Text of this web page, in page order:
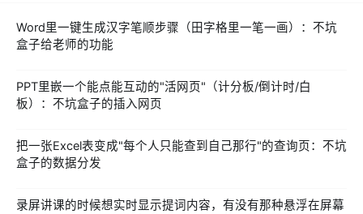
Word里一键生成汉字笔顺步骤（田字格里一笔一画）：不坑
盒子给老师的功能
PPT里嵌一个能点能互动的"活网页"（计分板/倒计时/白
板）：不坑盒子的插入网页
把一张Excel表变成"每个人只能查到自己那行"的查询页：不坑
盒子的数据分发
录屏讲课的时候想实时显示提词内容，有没有那种悬浮在屏幕